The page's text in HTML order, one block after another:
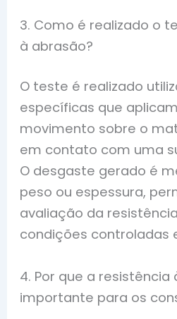
3. Como é realizado o
à abrasão?
O teste é realizado
específicas que
movimento sobre o
em contato com uma
O desgaste gerado é
peso ou espessura,
avaliação da
condições controladas
4. Por que a resistência
importante para os